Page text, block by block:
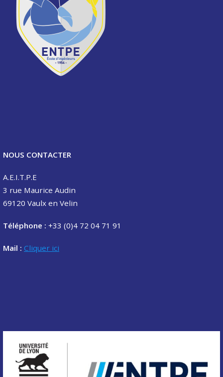
NOUS CONTACTER
A.E.I.T.P.E
3 rue Maurice Audin
69120 Vaulx en Velin
Téléphone : +33 (0)4 72 04 71 91
Mail : Cliquer ici